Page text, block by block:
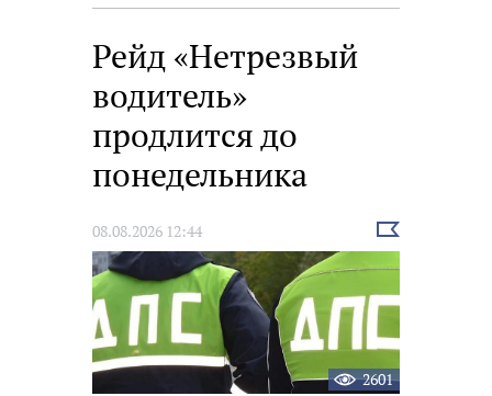
Рейд «Нетрезвый
водитель»
продлится до
понедельника
08.08.2026 12:44
Выбрать
новость
2601